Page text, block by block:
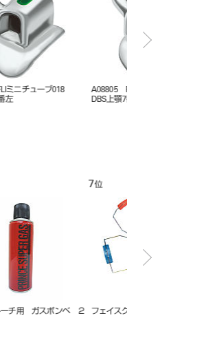
A08804 FLIミニチューブ018
DBS上顎7番右
ＣＵＴＭＳＡ モスキートスリムア